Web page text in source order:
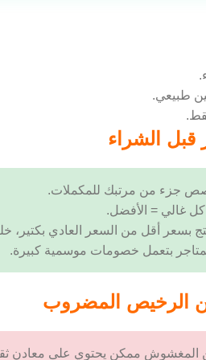
طبيعي.
قبل الشراء
جزء من مرتبك للمكملات.
غالي = الأفضل.
بسعر أقل من السعر العادي بكتير،
بتعمل خصومات موسمية كبيرة.
الرخيص المضروب
المغشوش ممكن يحتوي على معادن